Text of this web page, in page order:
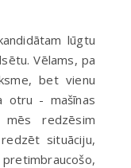
lūgtu
Vēlams, pa
bet vienu
otru - mašīnas
redzēsim
situāciju,